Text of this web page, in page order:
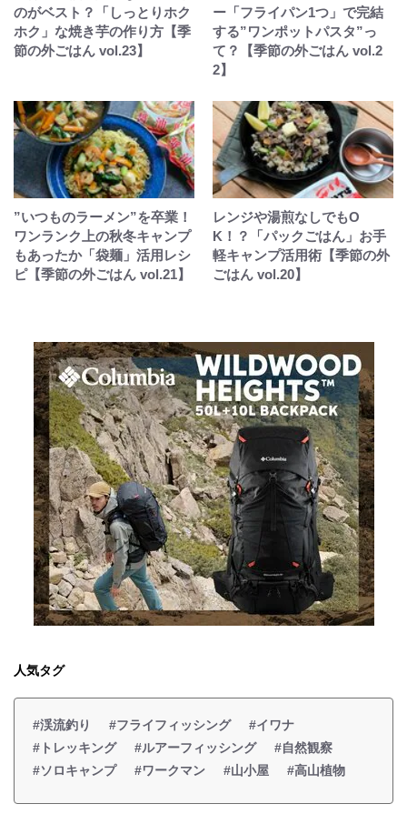
のがベスト？「しっとりホク
ホク」な焼き芋の作り方【季
節の外ごはん vol.23】
ー「フライパン1つ」で完結
する”ワンポットパスタ”っ
て？【季節の外ごはん vol.2
2】
”いつものラーメン”を卒業！
ワンランク上の秋冬キャンプ
もあったか「袋麺」活用レシ
ピ【季節の外ごはん vol.21】
レンジや湯煎なしでもO
K！？「パックごはん」お手
軽キャンプ活用術【季節の外
ごはん vol.20】
人気タグ
#渓流釣り #フライフィッシング
#イワナ
#トレッキング
#ルアーフィッシング
#自然観察
#ソロキャンプ
#ワークマン #山小屋 #高山植物